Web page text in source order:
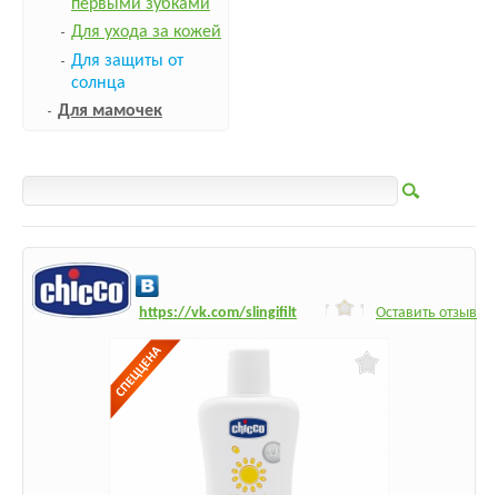
первыми зубками
Для ухода за кожей
Для защиты от
солнца
Для мамочек
https://vk.com/slingifilt Оставить отзыв